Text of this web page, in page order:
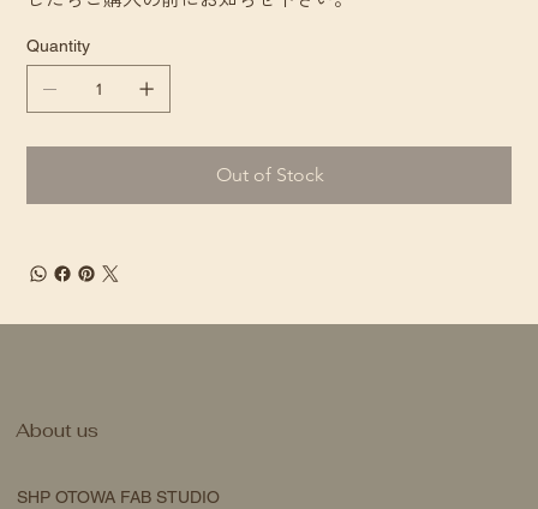
Quantity
Out of Stock
SHP OTOWA FAB STUDIO
About us